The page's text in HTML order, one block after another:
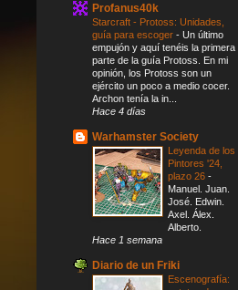
Profanus40k
Starcraft - Protoss: Unidades,
guía para escoger - Un último
empujón y aquí tenéis la primera
parte de la guía Protoss. En mi
opinión, los Protoss son un
ejército un poco a medio cocer.
Archon tenía la in...
Hace 4 días
Warhamster Society
Leyenda de los
Pintores '24,
plazo 26 -
Manuel. Juan.
José. Edwin.
Axel. Álex.
Alberto.
Hace 1 semana
Diario de un Friki
Escenografía: